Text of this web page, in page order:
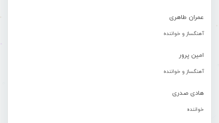
عمران طاهری
آهنگساز و خواننده
امین پرور
آهنگساز و خواننده
هادی صدری
خواننده